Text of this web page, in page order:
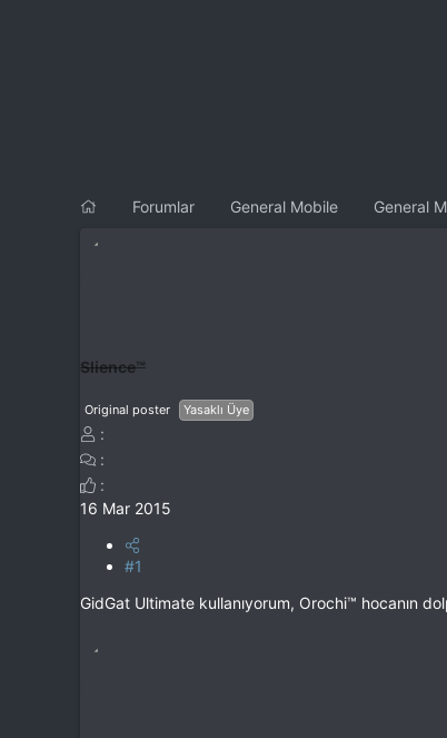
Forumlar General Mobile General
Slience™
Original poster Yasaklı Üye
16 Mar 2015
#1
GidGat Ultimate kullanıyorum, Orochi™ hocanın